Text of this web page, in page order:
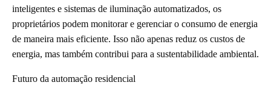
inteligentes e sistemas de iluminação automatizados, os
proprietários podem monitorar e gerenciar o consumo de energia
de maneira mais eficiente. Isso não apenas reduz os custos de
energia, mas também contribui para a sustentabilidade ambiental.
Futuro da automação residencial